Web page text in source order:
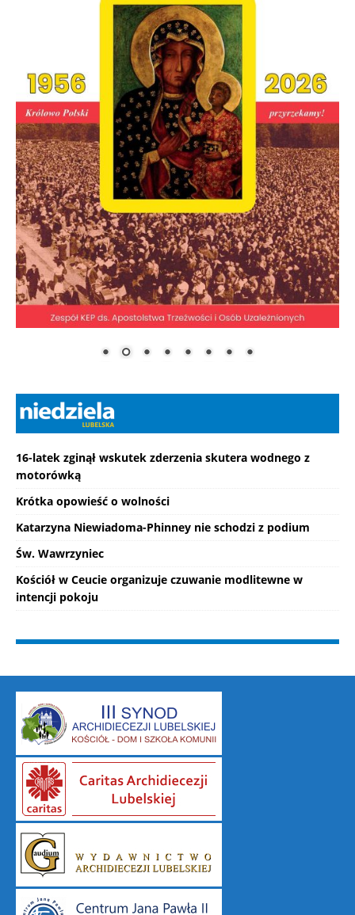
16-latek zginął wskutek zderzenia skutera wodnego z
motorówką
Krótka opowieść o wolności
Katarzyna Niewiadoma-Phinney nie schodzi z podium
Św. Wawrzyniec
Kościół w Ceucie organizuje czuwanie modlitewne w
intencji pokoju